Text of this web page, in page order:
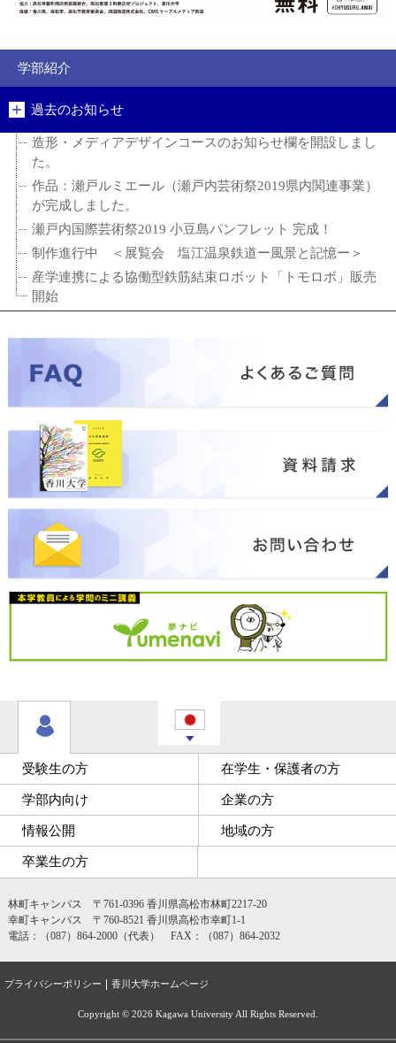
学部紹介
過去のお知らせ
造形・メディアデザインコースのお知らせ欄を開設しまし
た。
作品：瀬戸ルミエール（瀬戸内芸術祭2019県内関連事業）
が完成しました。
瀬戸内国際芸術祭2019 小豆島パンフレット 完成！
制作進行中 ＜展覧会 塩江温泉鉄道ー風景と記憶ー＞
産学連携による協働型鉄筋結束ロボット「トモロボ」販売
開始
受験生の方 在学生・保護者の方
学部内向け 企業の方
情報公開 地域の方
卒業生の方
林町キャンパス 〒761-0396 香川県高松市林町2217-20
幸町キャンパス 〒760-8521 香川県高松市幸町1-1
電話：（087）864-2000（代表） FAX：（087）864-2032
プライバシーポリシー 香川大学ホームページ
Copyright © 2026 Kagawa University All Rights Reserved.